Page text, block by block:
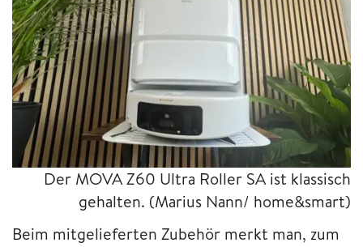
Der MOVA Z60 Ultra Roller SA ist klassisch
gehalten. (Marius Nann/ home&smart)
Beim mitgelieferten Zubehör merkt man, zum